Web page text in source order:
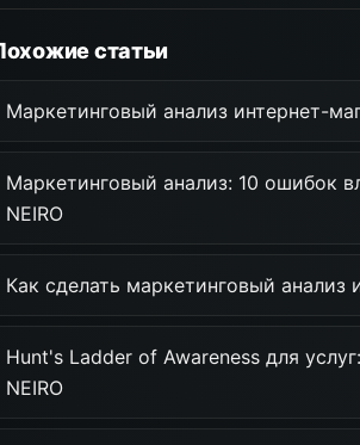
статьи
Маркетинговый анализ интернет-
Маркетинговый анализ: 10 ошибок
NEIRO
Как сделать маркетинговый анализ
Hunt's Ladder of Awareness для
NEIRO